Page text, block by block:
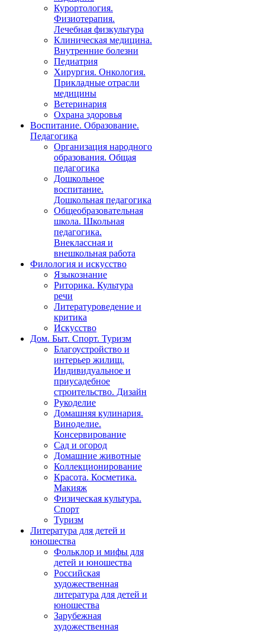
Курортология.
Физиотерапия.
Лечебная физкультура
Клиническая медицина.
Внутренние болезни
Педиатрия
Хирургия. Онкология.
Прикладные отрасли
медицины
Ветеринария
Охрана здоровья
Воспитание. Образование.
Педагогика
Организация народного
образования. Общая
педагогика
Дошкольное
воспитание.
Дошкольная педагогика
Общеобразовательная
школа. Школьная
педагогика.
Внеклассная и
внешкольная работа
Филология и искусство
Языкознание
Риторика. Культура
речи
Литературоведение и
критика
Искусство
Дом. Быт. Спорт. Туризм
Благоустройство и
интерьер жилищ.
Индивидуальное и
приусадебное
строительство. Дизайн
Рукоделие
Домашняя кулинария.
Виноделие.
Консервирование
Сад и огород
Домашние животные
Коллекционирование
Красота. Косметика.
Макияж
Физическая культура.
Спорт
Туризм
Литература для детей и
юношества
Фольклор и мифы для
детей и юношества
Российская
художественная
литература для детей и
юношества
Зарубежная
художественная